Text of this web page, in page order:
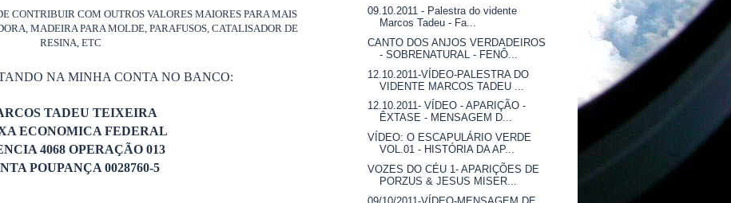
CONTRIBUIR COM OUTROS VALORES MAIORES PARA MAIS
MADEIRA PARA MOLDE, PARAFUSOS, CATALISADOR DE
RESINA, ETC
NA MINHA CONTA NO BANCO:
TADEU TEIXEIRA
ECONOMICA FEDERAL
4068 OPERAÇÃO 013
POUPANÇA 0028760-5
09.10.2011 - Palestra do vidente
Marcos Tadeu - Fa...
CANTO DOS ANJOS VERDADEIROS
- SOBRENATURAL - FENÔ...
12.10.2011-VÍDEO-PALESTRA DO
VIDENTE MARCOS TADEU ...
12.10.2011- VÍDEO - APARIÇÃO -
ÊXTASE - MENSAGEM D...
VÍDEO: O ESCAPULÁRIO VERDE
VOL.01 - HISTÓRIA DA AP...
VOZES DO CÉU 1- APARIÇÕES DE
PORZUS & JESUS MISER...
09/10/2011-VÍDEO-MENSAGEM DE